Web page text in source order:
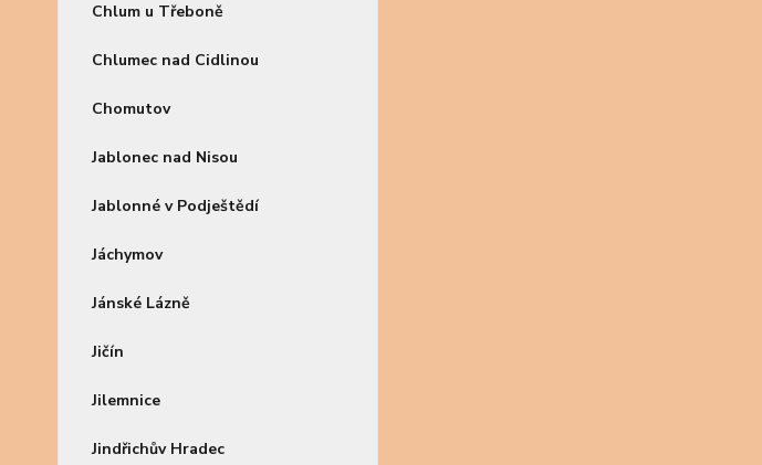
Chlum u Třeboně
Chlumec nad Cidlinou
Chomutov
Jablonec nad Nisou
Jablonné v Podještědí
Jáchymov
Jánské Lázně
Jičín
Jilemnice
Jindřichův Hradec